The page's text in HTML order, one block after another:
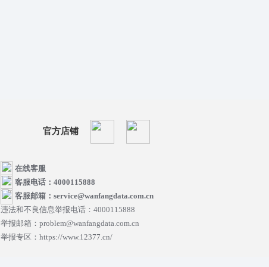
官方店铺
在线客服
客服电话：4000115888
客服邮箱：service@wanfangdata.com.cn
违法和不良信息举报电话：4000115888
举报邮箱：problem@wanfangdata.com.cn
举报专区：https://www.12377.cn/